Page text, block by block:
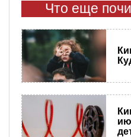
Что еще